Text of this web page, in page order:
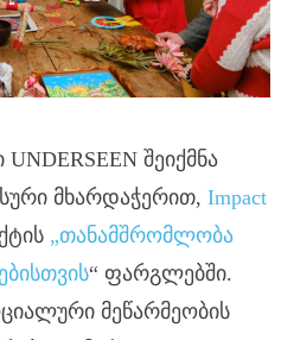
შეიქმნა
მხარდაჭერით, Impact
„თანამშრომლობა
“ ფარგლებში.
მეწარმეობის